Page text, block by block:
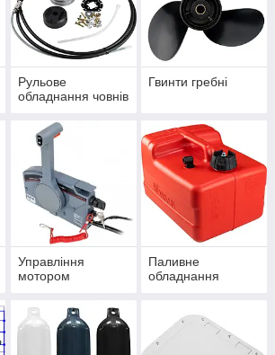
Рульове
обладнання човнів
Гвинти гребні
Управління
мотором
Паливне
обладнання